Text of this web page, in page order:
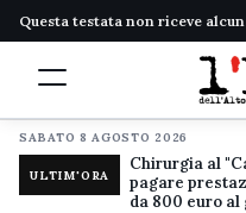
Questa testata non riceve
SABATO 8 AGOSTO 2026
ULTIM'ORA
Chirurgia al
pagare
da 800 euro al